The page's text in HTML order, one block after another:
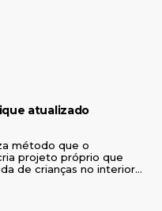
atualizado
método que o
projeto próprio que
de crianças no interior